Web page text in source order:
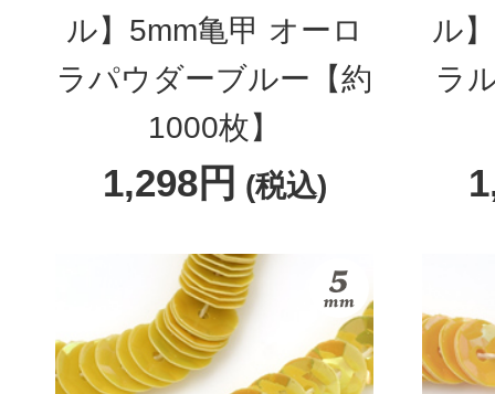
ル】5mm亀甲 オーロ
ラパウダーブルー【約
1000枚】
1,298円 (税込)
ル
ラ